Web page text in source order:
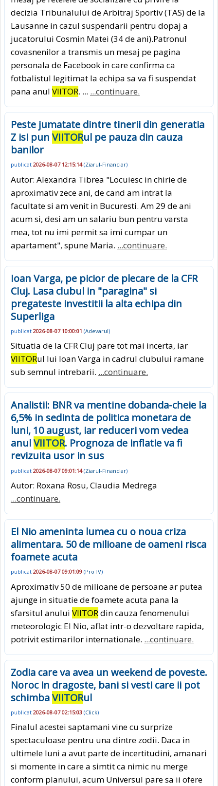
decizia Tribunalului de Arbitraj Sportiv (TAS) de la
Lausanne in cazul suspendarii pentru dopaj a
jucatorului Cosmin Matei (34 de ani).Patronul
covasnenilor a transmis un mesaj pe pagina
personala de Facebook in care confirma ca
fotbalistul legitimat la echipa sa va fi suspendat
pana anul VIITOR. ... ...continuare.
Peste jumatate dintre tinerii din generatia
Z isi pun VIITORul pe pauza din cauza
banilor
publicat 2026-08-07 12:15:14(Ziarul-Financiar)
Autor: Alexandra Tibrea "Locuiesc in chirie de
aproximativ zece ani, de cand am intrat la
facultate si am venit in Bucuresti. Am 29 de ani
acum si, desi am un salariu bun pentru varsta
mea, tot nu imi permit sa imi cumpar un
apartament", spune Maria. ...continuare.
Ioan Varga, pe picior de plecare de la CFR
Cluj. Lasa clubul in "paragina" si
pregateste investitii la alta echipa din
Superliga
publicat 2026-08-07 10:00:01 (Adevarul)
Situatia de la CFR Cluj pare tot mai incerta, iar
VIITORul lui Ioan Varga in cadrul clubului ramane
sub semnul intrebarii. ...continuare.
Analistii: BNR va mentine dobanda-cheie la
6,5% in sedinta de politica monetara de
luni, 10 august, iar reduceri vom vedea
anulVIITOR. Prognoza de inflatie va fi
revizuita usor in sus
publicat 2026-08-07 09:01:14(Ziarul-Financiar)
Autor: Roxana Rosu, Claudia Medrega
...continuare.
El Nio ameninta lumea cu o noua criza
alimentara. 50 de milioane de oameni risca
foamete acuta
publicat 2026-08-07 09:01:09 (ProTV)
Aproximativ 50 de milioane de persoane ar putea
ajunge in situatie de foamete acuta pana la
sfarsitul anului VIITORdin cauza fenomenului
meteorologic El Nio, aflat intr-o dezvoltare rapida,
potrivit estimarilor internationale. ...continuare.
Zodia care va avea un weekend de poveste.
Noroc in dragoste, bani si vesti care ii pot
schimbaVIITORul
publicat 2026-08-07 02:15:03 (Click)
Finalul acestei saptamani vine cu surprize
spectaculoase pentru una dintre zodii. Daca in
ultimele luni a avut parte de incertitudini, amanari
si momente in care a simtit ca nimic nu merge
conform planului, acum Universul pare sa ii ofere